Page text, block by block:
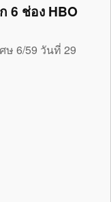
6 ช่อง HBO
ษ 6/59 วันที่ 29